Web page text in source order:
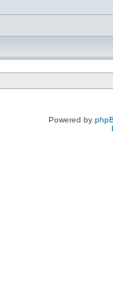
Powered by